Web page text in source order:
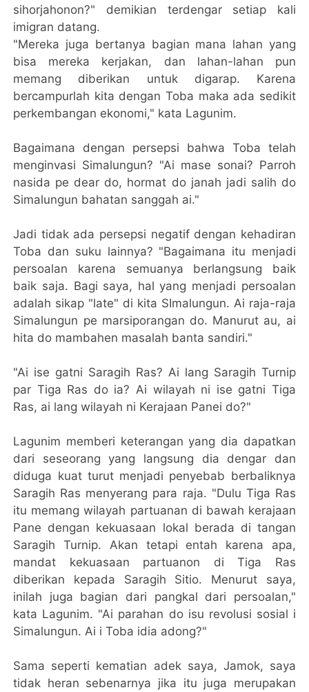
sihorjahonon?" demikian terdengar setiap kali
imigran datang.
"Mereka juga bertanya bagian mana lahan yang
bisa mereka kerjakan, dan lahan-lahan pun
memang diberikan untuk digarap. Karena
bercampurlah kita dengan Toba maka ada sedikit
perkembangan ekonomi," kata Lagunim.
Bagaimana dengan persepsi bahwa Toba telah
menginvasi Simalungun? "Ai mase sonai? Parroh
nasida pe dear do, hormat do janah jadi salih do
Simalungun bahatan sanggah ai."
Jadi tidak ada persepsi negatif dengan kehadiran
Toba dan suku lainnya? "Bagaimana itu menjadi
persoalan karena semuanya berlangsung baik
baik saja. Bagi saya, hal yang menjadi persoalan
adalah sikap "late" di kita SImalungun. Ai raja-raja
Simalungun pe marsiporangan do. Manurut au, ai
hita do mambahen masalah banta sandiri."
"Ai ise gatni Saragih Ras? Ai lang Saragih Turnip
par Tiga Ras do ia? Ai wilayah ni ise gatni Tiga
Ras, ai lang wilayah ni Kerajaan Panei do?"
Lagunim memberi keterangan yang dia dapatkan
dari seseorang yang langsung dia dengar dan
diduga kuat turut menjadi penyebab berbaliknya
Saragih Ras menyerang para raja. "Dulu Tiga Ras
itu memang wilayah partuanan di bawah kerajaan
Pane dengan kekuasaan lokal berada di tangan
Saragih Turnip. Akan tetapi entah karena apa,
mandat kekuasaan partuanon di Tiga Ras
diberikan kepada Saragih Sitio. Menurut saya,
inilah juga bagian dari pangkal dari persoalan,"
kata Lagunim. "Ai parahan do isu revolusi sosial i
Simalungun. Ai i Toba idia adong?"
Sama seperti kematian adek saya, Jamok, saya
tidak heran sebenarnya jika itu juga merupakan